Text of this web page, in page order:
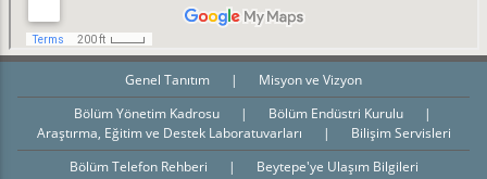
Genel Tanıtım |
Misyon ve Vizyon
Bölüm Yönetim Kadrosu
| Bölüm Endüstri Kurulu
|
Araştırma, Eğitim ve Destek Laboratuvarları
|
Bilişim Servisleri
Bölüm Telefon Rehberi
| Beytepe'ye Ulaşım Bilgileri